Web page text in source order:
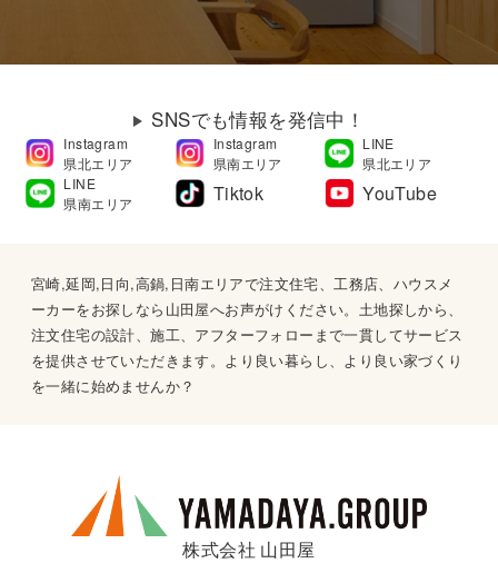
SNSでも情報を発信中！
Instagram
県北エリア
Instagram
県南エリア
LINE
県北エリア
LINE
県南エリア
Tiktok YouTube
宮崎,延岡,日向,高鍋,日南エリアで注文住宅、工務店、ハウスメ
ーカーをお探しなら山田屋へお声がけください。土地探しから、
注文住宅の設計、施工、アフターフォローまで一貫してサービス
を提供させていただきます。より良い暮らし、より良い家づくり
を一緒に始めませんか？
株式会社 山田屋